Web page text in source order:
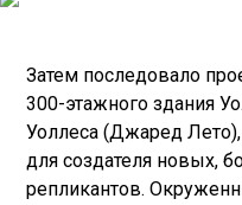
Затем последовало
300-этажного здания
Уоллеса (Джаред
для создателя новых,
репликантов.